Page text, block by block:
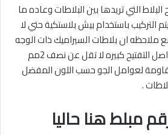
التي تريدها بين البلاطات وعاده ما
يتم التركيب باستخدام بيش بلاستكية حتي لا
ان بلاطات السيراميك ذات الوجه
الخشن يفضل ان تكون فواصل التفتيح كبيره لا تقل عن نصف 2مم
لعوامل الجو حسب اللون المفضل
.
مبلط هنا حاليا